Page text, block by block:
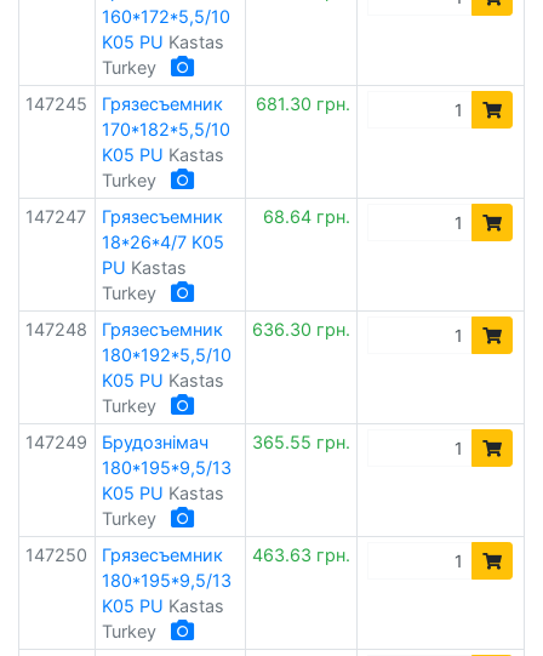
160*172*5,5/10
K05 PU Kastas
Turkey
147245
Грязесъемник
170*182*5,5/10
K05 PU Kastas
Turkey
681.30 грн.
147247
Грязесъемник
18*26*4/7 K05
PU Kastas
Turkey
68.64 грн.
147248
Грязесъемник
180*192*5,5/10
K05 PU Kastas
Turkey
636.30 грн.
147249
Брудознімач
180*195*9,5/13
K05 PU Kastas
Turkey
365.55 грн.
147250
Грязесъемник
180*195*9,5/13
K05 PU Kastas
Turkey
463.63 грн.